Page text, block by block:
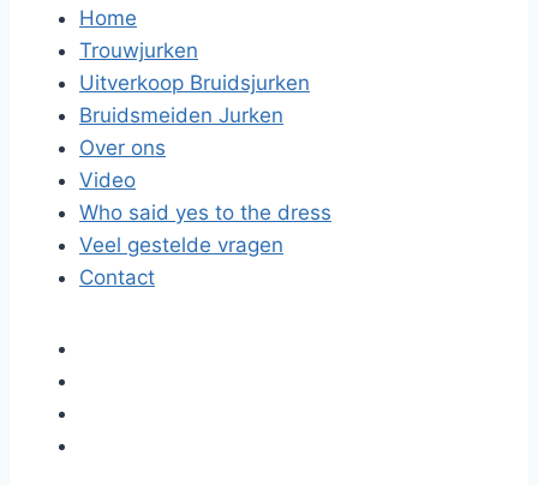
Home
Trouwjurken
Uitverkoop Bruidsjurken
Bruidsmeiden Jurken
Over ons
Video
Who said yes to the dress
Veel gestelde vragen
Contact